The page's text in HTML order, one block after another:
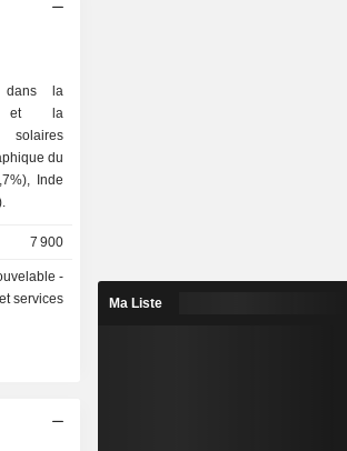
dans la
et la
solaires
Inde
7 900
-
services
Ma Liste